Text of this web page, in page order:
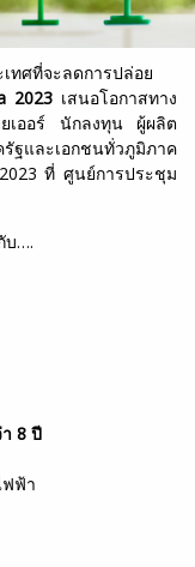
ทศที่จะลดการปล่อย
2023 เสนอโอกาสทาง
ยเออร์ นักลงทุน ผู้ผลิต
ฐและเอกชนทั่วภูมิภาค
ที่ ศูนย์การประชุม
บ….
8 ปี
ฟ้า